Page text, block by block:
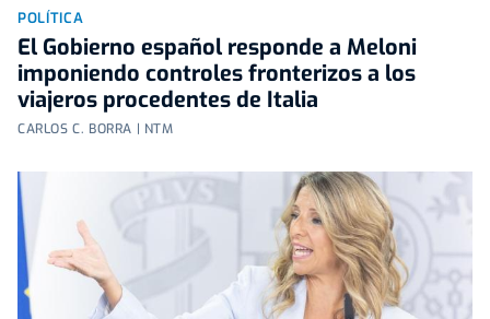
POLÍTICA
El Gobierno español responde a Meloni
imponiendo controles fronterizos a los
viajeros procedentes de Italia
CARLOS C. BORRA | NTM